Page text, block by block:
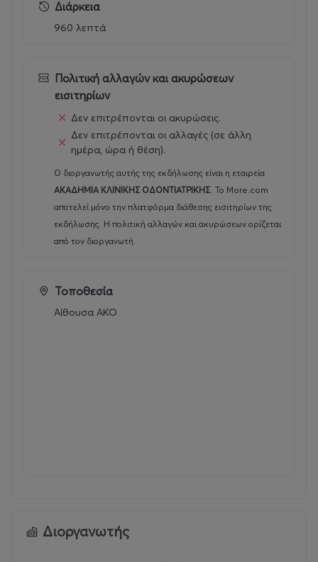
Διάρκεια
960 λεπτά
Πολιτική αλλαγών και ακυρώσεων
εισιτηρίων
Δεν επιτρέπονται οι ακυρώσεις.
Δεν επιτρέπονται οι αλλαγές (σε άλλη
ημέρα, ώρα ή θέση).
Ο διοργανωτής αυτής της εκδήλωσης είναι η εταιρεία
ΑΚΑΔΗΜΙΑ ΚΛΙΝΙΚΗΣ ΟΔΟΝΤΙΑΤΡΙΚΗΣ. Το More.com
αποτελεί μόνο την πλατφόρμα διάθεσης εισιτηρίων της
εκδήλωσης. Η πολιτική αλλαγών και ακυρώσεων ορίζεται
από τον διοργανωτή.
Τοποθεσία
Αίθουσα ΑΚΟ
Διοργανωτής